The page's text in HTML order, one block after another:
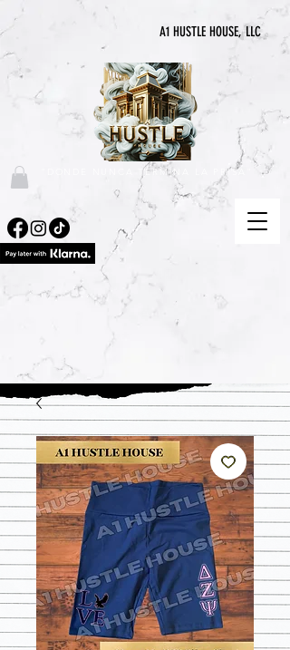
A1 HUSTLE HOUSE, LLC
"DONDE NUNCA TERMINA LA PRISA"